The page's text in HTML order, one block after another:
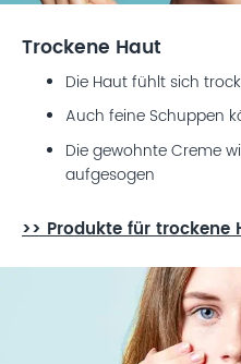
Trockene Haut
Die Haut fühlt sich
Auch feine Schuppen
Die gewohnte Creme
aufgesogen
>>Produkte für trockene